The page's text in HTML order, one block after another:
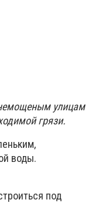
улицам
грязи.
воды.
под